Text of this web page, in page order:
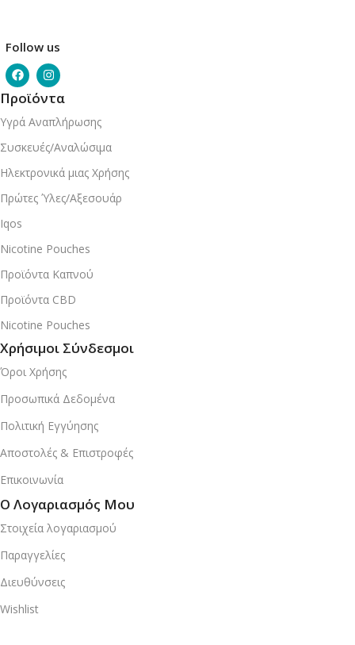
Follow us
Προϊόντα
Υγρά Αναπλήρωσης
Συσκευές/Αναλώσιμα
Ηλεκτρονικά μιας Χρήσης
Πρώτες Ύλες/Αξεσουάρ
Iqos
Nicotine Pouches
Προϊόντα Καπνού
Προϊόντα CBD
Nicotine Pouches
Χρήσιμοι Σύνδεσμοι
Όροι Χρήσης
Προσωπικά Δεδομένα
Πολιτική Εγγύησης
Αποστολές & Επιστροφές
Επικοινωνία
Ο Λογαριασμός Μου
Στοιχεία λογαριασμού
Παραγγελίες
Διευθύνσεις
Wishlist